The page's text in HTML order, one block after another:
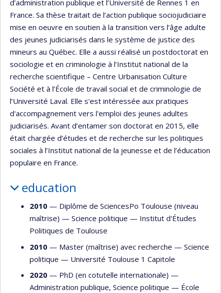
d’administration publique et l’Université de Rennes 1 en
France. Sa thèse traitait de l’action publique sociojudiciaire
mise en oeuvre en soutien à la transition vers l’âge adulte
des jeunes judiciarisés dans le système de justice des
mineurs au Québec. Elle a aussi réalisé un postdoctorat en
sociologie et en criminologie à l’Institut national de la
recherche scientifique – Centre Urbanisation Culture
Société et à l’École de travail social et de criminologie de
l’Université Laval. Elle s'est intéressée aux pratiques
d'accompagnement vers l'emploi des jeunes adultes
judiciarisés. Avant d’entamer son doctorat en 2015, elle
était chargée d’études et de recherche sur les politiques
sociales à l’Institut national de la jeunesse et de l’éducation
populaire en France.
education
2010 — Diplôme de SciencesPo Toulouse (niveau
maîtrise) — Science politique — Institut d'Études
Politiques de Toulouse
2010 — Master (maîtrise) avec recherche — Science
politique — Université Toulouse 1 Capitole
2020 — PhD (en cotutelle internationale) —
Administration publique, Science politique — École